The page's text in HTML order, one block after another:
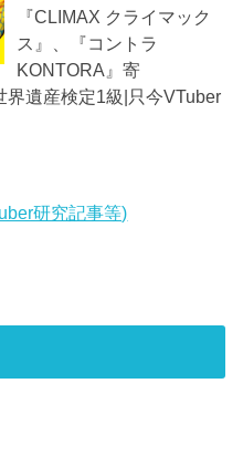
『CLIMAX クライマック
ス』、『コントラ
KONTORA』寄
遺産検定1級|只今VTuber
研究記事等)